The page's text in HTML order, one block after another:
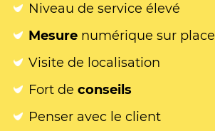
Niveau de service élevé
Mesure numérique sur place
Visite de localisation
Fort de conseils
Penser avec le client